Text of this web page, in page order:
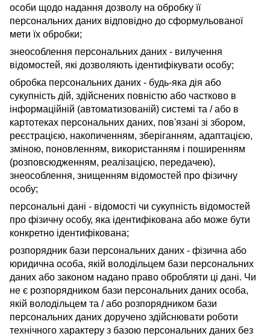
особи щодо надання дозволу на обробку її
персональних даних відповідно до сформульованої
мети їх обробки;
знеособлення персональних даних - вилучення
відомостей, які дозволяють ідентифікувати особу;
обробка персональних даних - будь-яка дія або
сукупність дій, здійснених повністю або частково в
інформаційній (автоматизованій) системі та / або в
картотеках персональних даних, пов'язані зі збором,
реєстрацією, накопиченням, зберіганням, адаптацією,
зміною, поновленням, використанням і поширенням
(розповсюдженням, реалізацією, передачею),
знеособлення, знищенням відомостей про фізичну
особу;
персональні дані - відомості чи сукупність відомостей
про фізичну особу, яка ідентифікована або може бути
конкретно ідентифікована;
розпорядник бази персональних даних - фізична або
юридична особа, якій володільцем бази персональних
даних або законом надано право обробляти ці дані. Чи
не є розпорядником бази персональних даних особа,
якій володільцем та / або розпорядником бази
персональних даних доручено здійснювати роботи
технічного характеру з базою персональних даних без